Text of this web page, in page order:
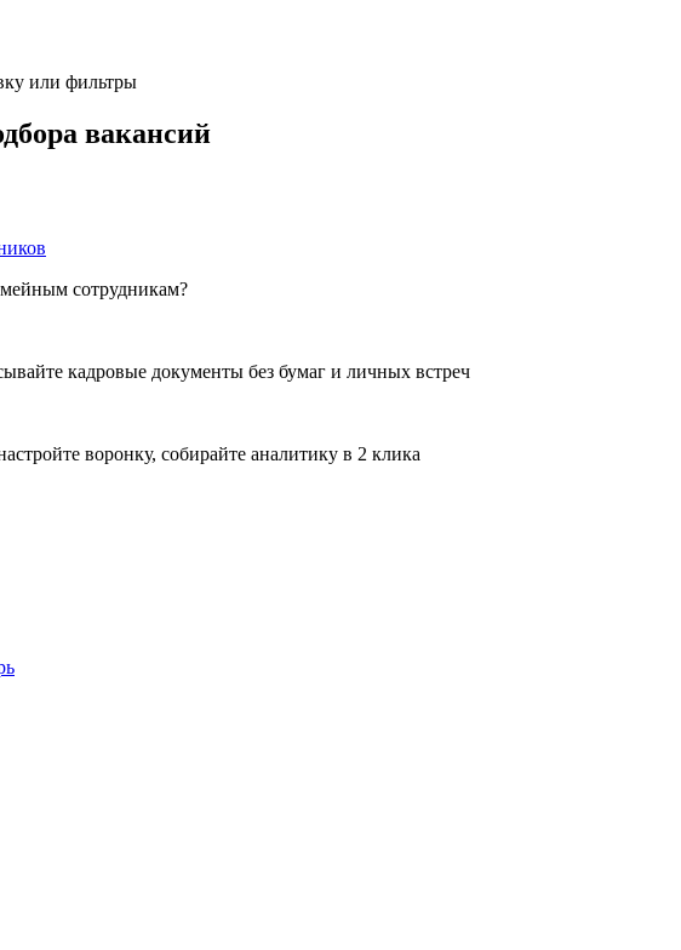
или фильтры
вакансий
сотрудникам?
кадровые документы без бумаг и личных встреч
воронку, собирайте аналитику в 2 клика